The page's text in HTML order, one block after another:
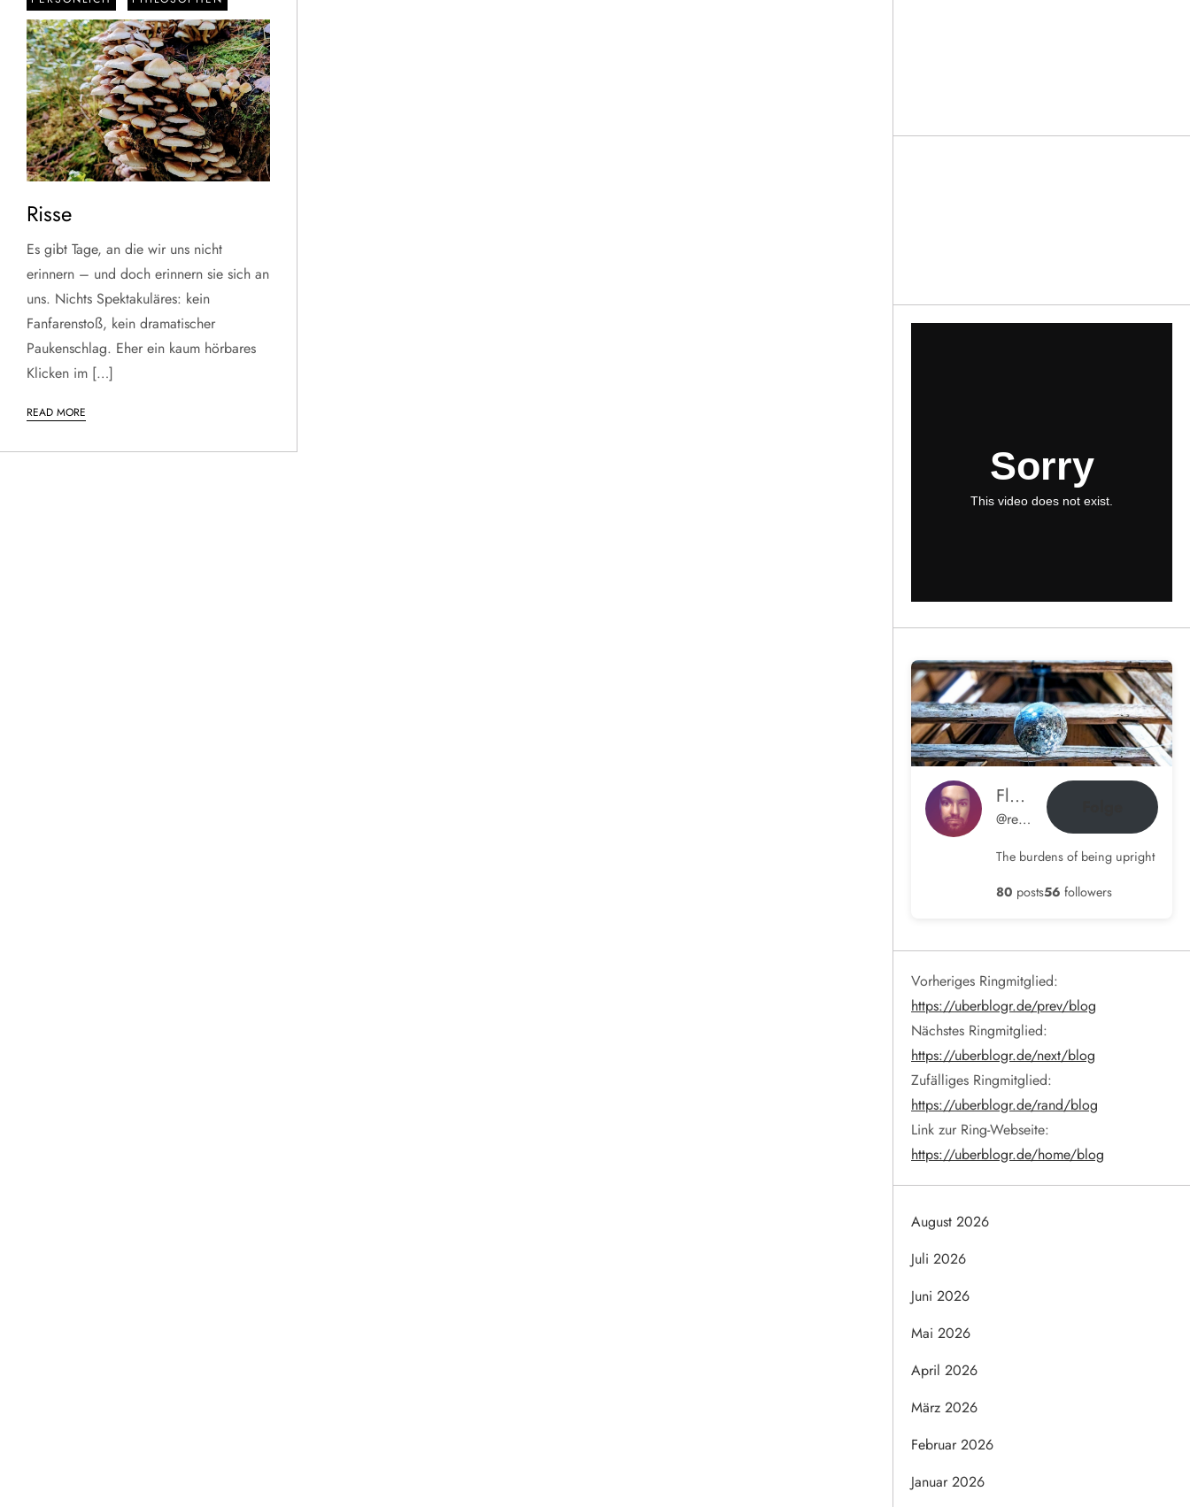
Risse
Es gibt Tage, an die wir uns nicht
erinnern – und doch erinnern sie sich an
uns. Nichts Spektakuläres: kein
Fanfarenstoß, kein dramatischer
Paukenschlag. Eher ein kaum hörbares
Klicken im […]
READ MORE
Flow im Ohr
@rene@blog.hamdorf.org
The burdens of being upright
80 posts56 followers
Vorheriges Ringmitglied:
https://uberblogr.de/prev/blog
Nächstes Ringmitglied:
https://uberblogr.de/next/blog
Zufälliges Ringmitglied:
https://uberblogr.de/rand/blog
Link zur Ring-Webseite:
https://uberblogr.de/home/blog
August 2026
Juli 2026
Juni 2026
Mai 2026
April 2026
März 2026
Februar 2026
Januar 2026